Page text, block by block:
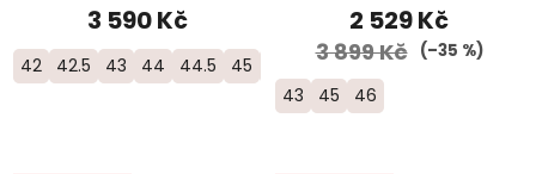
3 590 Kč
42 42.5 43 44 44.5 45 46.5 47
2 529 Kč
3 899 Kč (–35 %)
43 45 46